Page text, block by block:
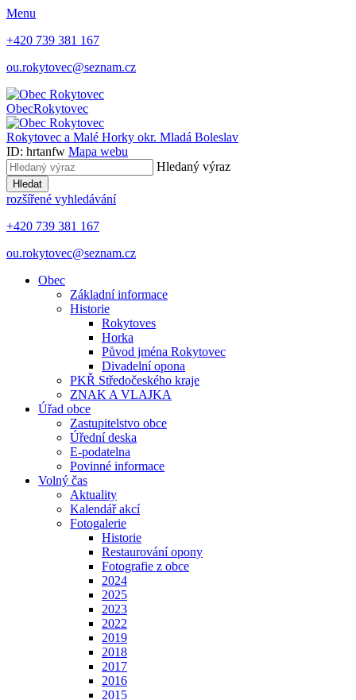
Menu
+420 739 381 167
ou.rokytovec@seznam.cz
ObecRokytovec
Rokytovec a Malé Horky okr. Mladá Boleslav
ID: hrtanfw Mapa webu
Hledaný výraz
Hledat
rozšířené vyhledávání
+420 739 381 167
ou.rokytovec@seznam.cz
Obec
Základní informace
Historie
Rokytoves
Horka
Původ jména Rokytovec
Divadelní opona
PKŘ Středočeského kraje
ZNAK A VLAJKA
Úřad obce
Zastupitelstvo obce
Úřední deska
E-podatelna
Povinné informace
Volný čas
Aktuality
Kalendář akcí
Fotogalerie
Historie
Restaurování opony
Fotografie z obce
2024
2025
2023
2022
2019
2018
2017
2016
2015